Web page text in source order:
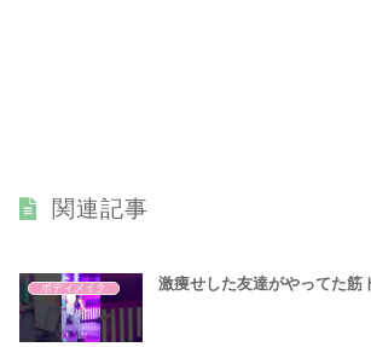
関連記事
ボディメイク 激痩せした友達がやってた